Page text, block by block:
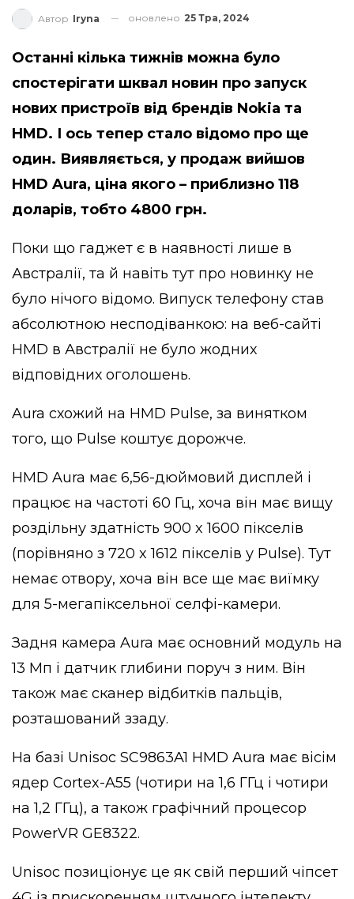
Автор Iryna оновлено 25 Тра, 2024
Останні кілька тижнів можна було
спостерігати шквал новин про запуск
нових пристроїв від брендів Nokia та
HMD. І ось тепер стало відомо про ще
один. Виявляється, у продаж вийшов
HMD Aura, ціна якого – приблизно 118
доларів, тобто 4800 грн.
Поки що гаджет є в наявності лише в
Австралії, та й навіть тут про новинку не
було нічого відомо. Випуск телефону став
абсолютною несподіванкою: на веб-сайті
HMD в Австралії не було жодних
відповідних оголошень.
Aura схожий на HMD Pulse, за винятком
того, що Pulse коштує дорожче.
HMD Aura має 6,56-дюймовий дисплей і
працює на частоті 60 Гц, хоча він має вищу
роздільну здатність 900 x 1600 пікселів
(порівняно з 720 x 1612 пікселів у Pulse). Тут
немає отвору, хоча він все ще має виїмку
для 5-мегапіксельної селфі-камери.
Задня камера Aura має основний модуль на
13 Мп і датчик глибини поруч з ним. Він
також має сканер відбитків пальців,
розташований ззаду.
На базі Unisoc SC9863A1 HMD Aura має вісім
ядер Cortex-A55 (чотири на 1,6 ГГц і чотири
на 1,2 ГГц), а також графічний процесор
PowerVR GE8322.
Unisoc позиціонує це як свій перший чіпсет